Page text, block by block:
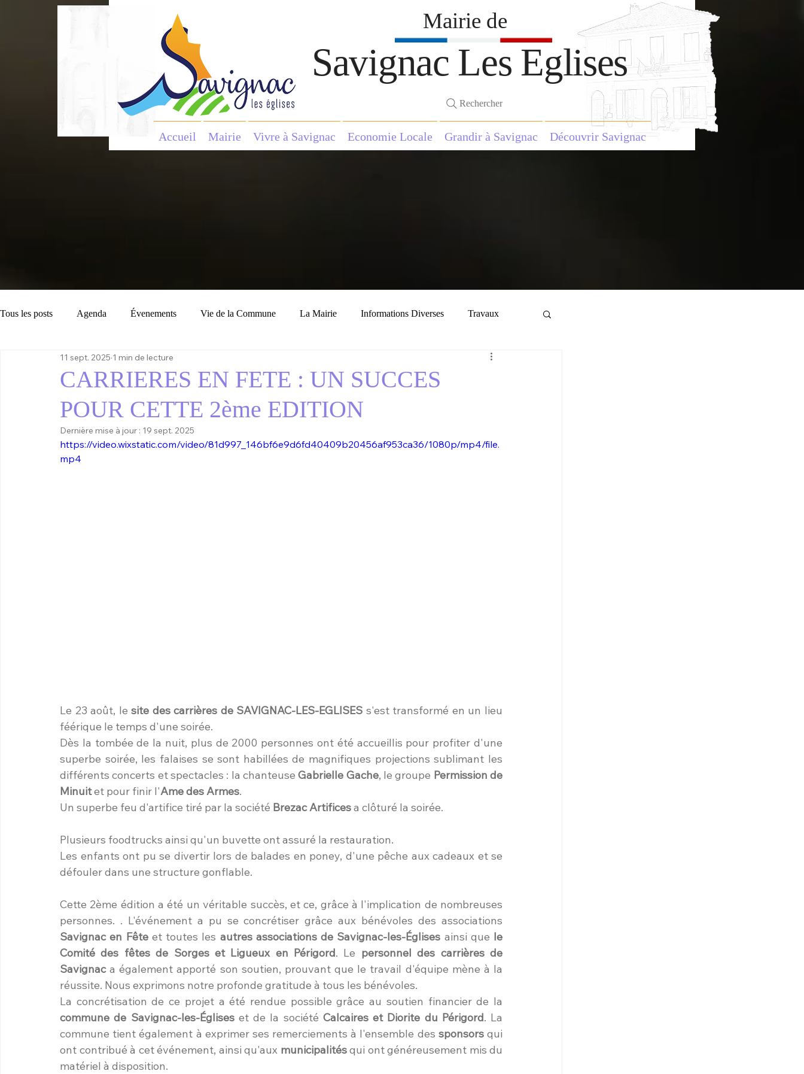
Savignac Les Eglises
Accueil Mairie Vivre à Savignac Economie Locale Grandir à Savignac Découvrir Savignac
Mairie de
Rechercher
Tous les posts Agenda Évenements Vie de la Commune La Mairie Informations Diverses Travaux
Tourisme Consignes
CARRIERES EN FETE : UN SUCCES
POUR CETTE 2ème EDITION
11 sept. 2025 1 min de lecture
Dernière mise à jour : 19 sept. 2025
https://video.wixstatic.com/video/81d997_146bf6e9d6fd40409b20456af953ca36/1080p/mp4/file.
mp4
Le 23 août, le site des carrières de SAVIGNAC-LES-EGLISES s'est transformé en un lieu
féérique le temps d'une soirée.
Dès la tombée de la nuit, plus de 2000 personnes ont été accueillis pour profiter d'une
superbe soirée, les falaises se sont habillées de magnifiques projections sublimant les
différents concerts et spectacles : la chanteuse Gabrielle Gache, le groupe Permission de
Minuit et pour finir l'Ame des Armes.
Un superbe feu d'artifice tiré par la société Brezac Artifices a clôturé la soirée.
Plusieurs foodtrucks ainsi qu'un buvette ont assuré la restauration.
Les enfants ont pu se divertir lors de balades en poney, d'une pêche aux cadeaux et se
défouler dans une structure gonflable.
Cette 2ème édition a été un véritable succès, et ce, grâce à l'implication de nombreuses
Savignac en Fête et toutes les autres associations de Savignac-les-Églises ainsi que le
Comité des fêtes de Sorges et Ligueux en Périgord. Le personnel des carrières de
Savignac a également apporté son soutien, prouvant que le travail d'équipe mène à la
réussite. Nous exprimons notre profonde gratitude à tous les bénévoles.
commune de Savignac-les-Églises et de la société Calcaires et Diorite du Périgord. La
commune tient également à exprimer ses remerciements à l'ensemble des sponsors qui
ont contribué à cet événement, ainsi qu'aux municipalités qui ont généreusement mis du
matériel à disposition.